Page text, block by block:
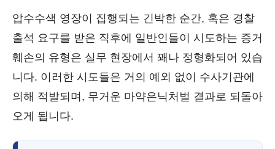
압수수색 영장이 집행되는 긴박한 순간, 혹은 경찰
출석 요구를 받은 직후에 일반인들이 시도하는 증거
훼손의 유형은 실무 현장에서 꽤나 정형화되어 있습
니다. 이러한 시도들은 거의 예외 없이 수사기관에
의해 적발되며, 무거운 마약은닉처벌 결과로 되돌아
오게 됩니다.